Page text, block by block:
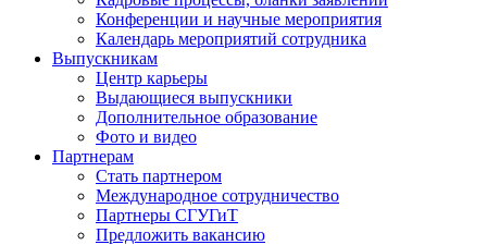
Конференции и научные мероприятия
Календарь мероприятий сотрудника
Выпускникам
Центр карьеры
Выдающиеся выпускники
Дополнительное образование
Фото и видео
Партнерам
Стать партнером
Международное сотрудничество
Партнеры СГУГиТ
Предложить вакансию